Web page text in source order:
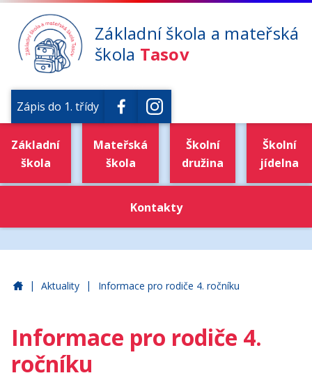
Základní škola a mateřská
škola Tasov
Zápis do 1. třídy
Základní
škola
Mateřská
škola
Školní
družina
Školní
jídelna
Kontakty
Základní škola a mateřská škola Tasov
| Aktuality | Informace pro rodiče 4. ročníku
Informace pro rodiče 4.
ročníku